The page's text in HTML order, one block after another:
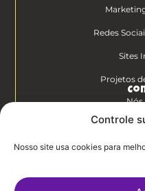
Controle
Nosso site usa cookies para
Redes
Sites
Projetos